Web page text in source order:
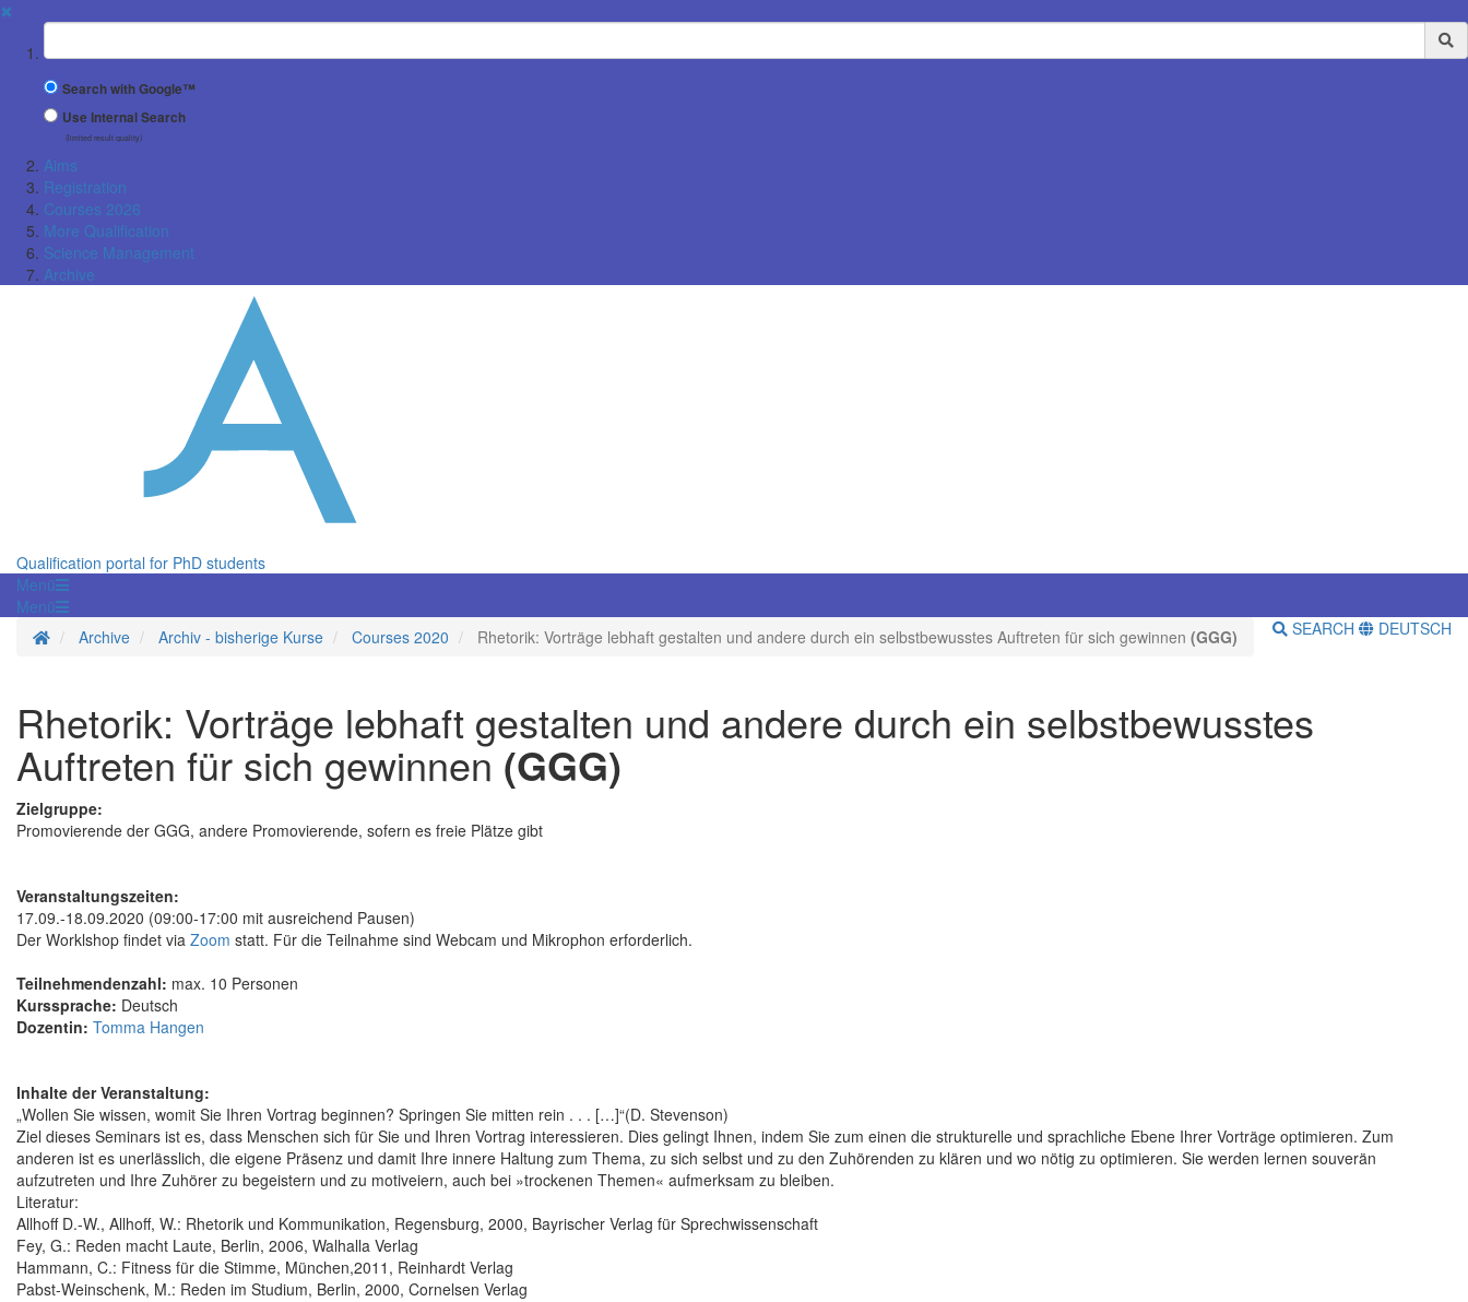
✖
Suchbegriff
Search with Google™
Use Internal Search
(limited result quality)
Aims
Registration
Courses 2026
More Qualification
Science Management
Archive
Qualification portal for PhD students
Menü
Menü
Homepage
Archive Archiv - bisherige Kurse Courses 2020 Rhetorik: Vorträge lebhaft gestalten und andere durch ein selbstbewusstes Auftreten für sich gewinnen (GGG) SEARCH DEUTSCH
Rhetorik: Vorträge lebhaft gestalten und andere durch ein selbstbewusstes
Auftreten für sich gewinnen (GGG)
Zielgruppe:
Promovierende der GGG, andere Promovierende, sofern es freie Plätze gibt
Veranstaltungszeiten:
17.09.-18.09.2020 (09:00-17:00 mit ausreichend Pausen)
Der Worklshop findet via Zoom statt. Für die Teilnahme sind Webcam und Mikrophon erforderlich.
Teilnehmendenzahl: max. 10 Personen
Kurssprache: Deutsch
Dozentin: Tomma Hangen
Inhalte der Veranstaltung:
„Wollen Sie wissen, womit Sie Ihren Vortrag beginnen? Springen Sie mitten rein . . . […]“(D. Stevenson)
Ziel dieses Seminars ist es, dass Menschen sich für Sie und Ihren Vortrag interessieren. Dies gelingt Ihnen, indem Sie zum einen die strukturelle und sprachliche Ebene Ihrer Vorträge optimieren. Zum
anderen ist es unerlässlich, die eigene Präsenz und damit Ihre innere Haltung zum Thema, zu sich selbst und zu den Zuhörenden zu klären und wo nötig zu optimieren. Sie werden lernen souverän
aufzutreten und Ihre Zuhörer zu begeistern und zu motiveiern, auch bei »trockenen Themen« aufmerksam zu bleiben.
Literatur:
Allhoff D.-W., Allhoff, W.: Rhetorik und Kommunikation, Regensburg, 2000, Bayrischer Verlag für Sprechwissenschaft
Fey, G.: Reden macht Laute, Berlin, 2006, Walhalla Verlag
Hammann, C.: Fitness für die Stimme, München,2011, Reinhardt Verlag
Pabst-Weinschenk, M.: Reden im Studium, Berlin, 2000, Cornelsen Verlag